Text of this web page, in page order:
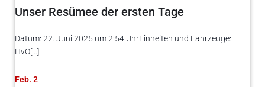
Unser Resümee der ersten Tage
Datum: 22. Juni 2025 um 2:54 UhrEinheiten und Fahrzeuge:
HvO[…]
Feb. 2